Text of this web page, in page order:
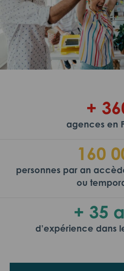
+
agences en
160
personnes par an
ou
+ 35
d’expérience dans